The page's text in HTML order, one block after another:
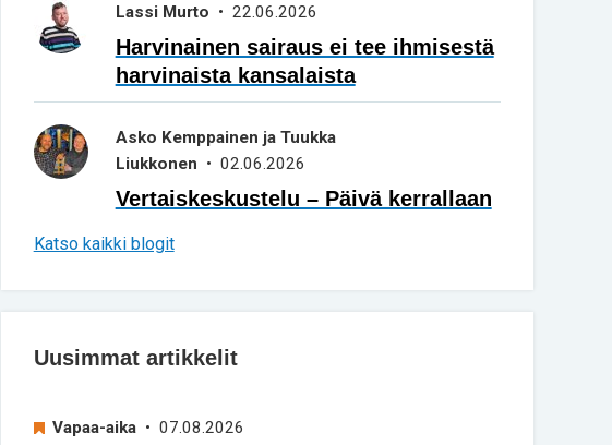
Lassi Murto • 22.06.2026
Harvinainen sairaus ei tee ihmisestä
harvinaista kansalaista
Asko Kemppainen ja Tuukka
Liukkonen • 02.06.2026
Vertaiskeskustelu – Päivä kerrallaan
Katso kaikki blogit
Uusimmat artikkelit
Vapaa-aika• 07.08.2026